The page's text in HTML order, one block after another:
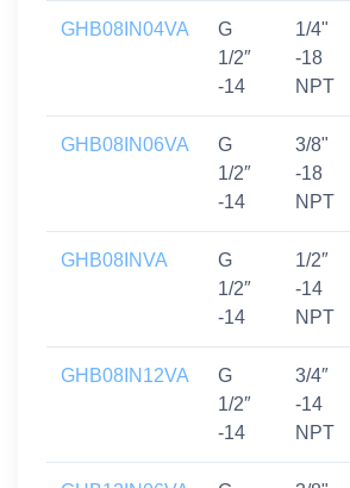
GHB08IN04VA
G
1/2″
-14
1/4"
-18
NPT
GHB08IN06VA
G
1/2″
-14
3/8"
-18
NPT
GHB08INVA
G
1/2″
-14
1/2″
-14
NPT
GHB08IN12VA
G
1/2″
-14
3/4″
-14
NPT